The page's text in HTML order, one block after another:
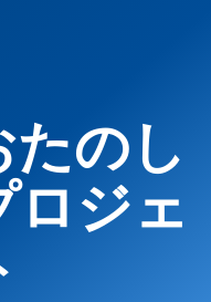
のし
ロジェ